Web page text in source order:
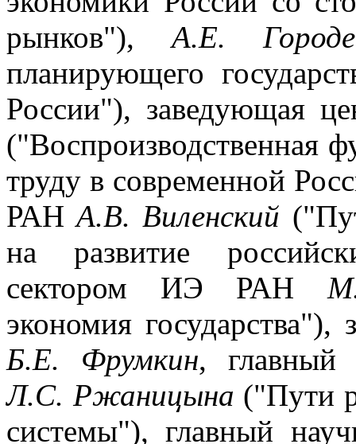
рынков"),А.Е.
планирующего
России"), заведующая
("Воспроизводственная
труду в современной
РАНА.В. Виленский
на развитие
сектором ИЭ РАН
экономия
Б.Е. Фрумкин,
Л.С. Ржаницына ("Пути
системы"), главный